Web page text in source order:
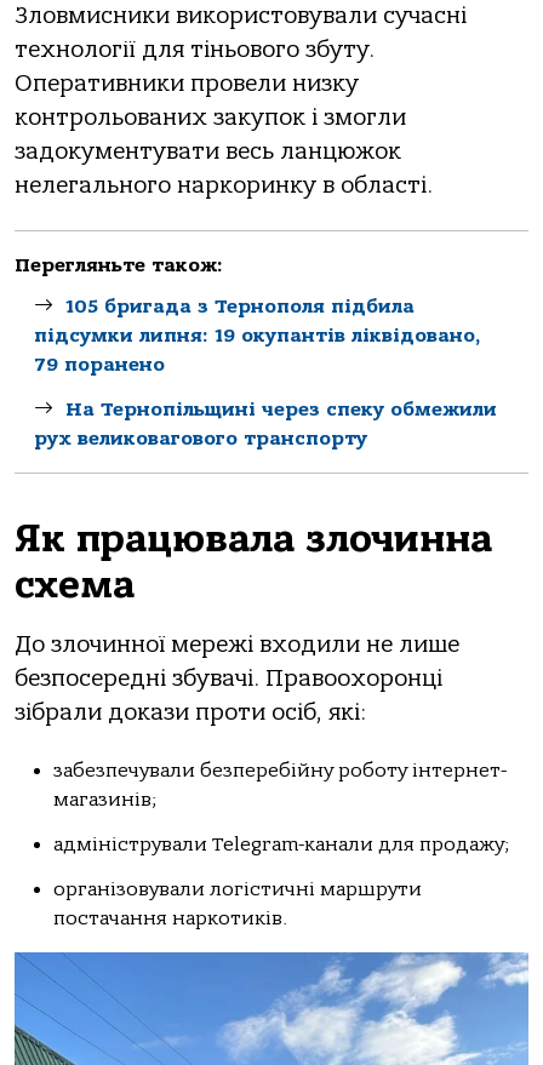
Зловмисники використовували сучасні
технології для тіньового збуту.
Оперативники провели низку
контрольованих закупок і змогли
задокументувати весь ланцюжок
нелегального наркоринку в області.
Перегляньте також:
105 бригада з Тернополя підбила
підсумки липня: 19 окупантів ліквідовано,
79 поранено
На Тернопільщині через спеку обмежили
рух великовагового транспорту
Як працювала злочинна
схема
До злочинної мережі входили не лише
безпосередні збувачі. Правоохоронці
зібрали докази проти осіб, які:
забезпечували безперебійну роботу інтернет-
магазинів;
адміністрували Telegram-канали для продажу;
організовували логістичні маршрути
постачання наркотиків.